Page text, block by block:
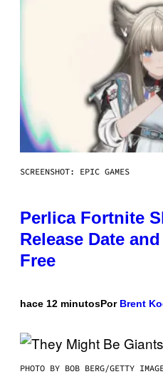
SCREENSHOT: EPIC GAMES
Perlica Fortnite
Release Date
Free
hace 12 minutosPor Brent
PHOTO BY BOB BERG/GETTY